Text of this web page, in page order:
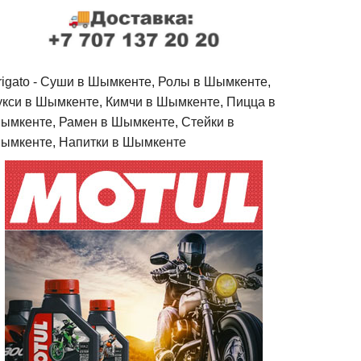
- Cуши в Шымкенте, Ролы в Шымкенте,
в Шымкенте, Кимчи в Шымкенте, Пицца в
Рамен в Шымкенте, Стейки в
Напитки в Шымкенте